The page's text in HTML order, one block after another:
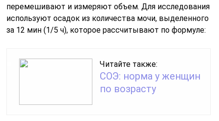
перемешивают и измеряют объем. Для исследования
используют осадок из количества мочи, выделенного
за 12 мин (1/5 ч), которое рассчитывают по формуле:
Читайте также:
СОЭ: норма у женщин
по возрасту